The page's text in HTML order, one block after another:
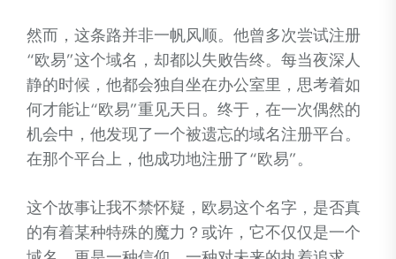
然而，这条路并非一帆风顺。他曾多次尝试注册
“欧易”这个域名，却都以失败告终。每当夜深人
静的时候，他都会独自坐在办公室里，思考着如
何才能让“欧易”重见天日。终于，在一次偶然的
机会中，他发现了一个被遗忘的域名注册平台。
在那个平台上，他成功地注册了“欧易”。
这个故事让我不禁怀疑，欧易这个名字，是否真
的有着某种特殊的魔力？或许，它不仅仅是一个